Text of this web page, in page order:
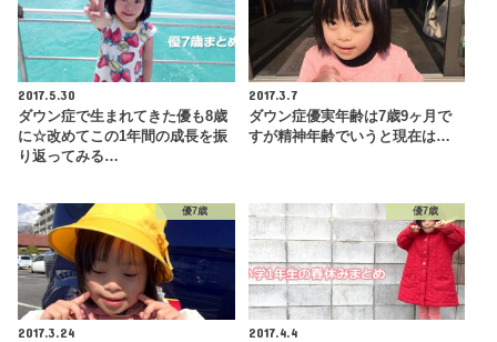
2017.5.30
ダウン症で生まれてきた優も8歳
に☆改めてこの1年間の成長を振
り返ってみる…
2017.3.7
ダウン症優実年齢は7歳9ヶ月で
すが精神年齢でいうと現在は…
優7歳
2017.3.24
優7歳
2017.4.4